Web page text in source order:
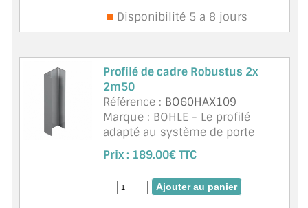
Disponibilité 5 a 8 jours
Profilé de cadre Robustus 2x
2m50
Référence : BO60HAX109
Marque : BOHLE - Le profilé
adapté au système de porte
coulissante Robustus sert à
recevoir le profilé de guidage
supérieur ainsi que la protection
anti-poussière et la ...suite
Prix : 189.00€ TTC